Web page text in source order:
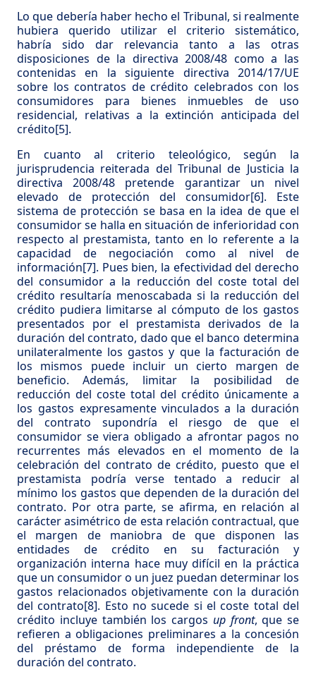
Lo que debería haber hecho el Tribunal, si realmente
hubiera querido utilizar el criterio sistemático,
habría sido dar relevancia tanto a las otras
disposiciones de la directiva 2008/48 como a las
contenidas en la siguiente directiva 2014/17/UE
sobre los contratos de crédito celebrados con los
consumidores para bienes inmuebles de uso
residencial, relativas a la extinción anticipada del
crédito[5].
En cuanto al criterio teleológico, según la
jurisprudencia reiterada del Tribunal de Justicia la
directiva 2008/48 pretende garantizar un nivel
elevado de protección del consumidor[6]. Este
sistema de protección se basa en la idea de que el
consumidor se halla en situación de inferioridad con
respecto al prestamista, tanto en lo referente a la
capacidad de negociación como al nivel de
información[7]. Pues bien, la efectividad del derecho
del consumidor a la reducción del coste total del
crédito resultaría menoscabada si la reducción del
crédito pudiera limitarse al cómputo de los gastos
presentados por el prestamista derivados de la
duración del contrato, dado que el banco determina
unilateralmente los gastos y que la facturación de
los mismos puede incluir un cierto margen de
beneficio. Además, limitar la posibilidad de
reducción del coste total del crédito únicamente a
los gastos expresamente vinculados a la duración
del contrato supondría el riesgo de que el
consumidor se viera obligado a afrontar pagos no
recurrentes más elevados en el momento de la
celebración del contrato de crédito, puesto que el
prestamista podría verse tentado a reducir al
mínimo los gastos que dependen de la duración del
contrato. Por otra parte, se afirma, en relación al
carácter asimétrico de esta relación contractual, que
el margen de maniobra de que disponen las
entidades de crédito en su facturación y
organización interna hace muy difícil en la práctica
que un consumidor o un juez puedan determinar los
gastos relacionados objetivamente con la duración
del contrato[8]. Esto no sucede si el coste total del
crédito incluye también los cargos up front, que se
refieren a obligaciones preliminares a la concesión
del préstamo de forma independiente de la
duración del contrato.